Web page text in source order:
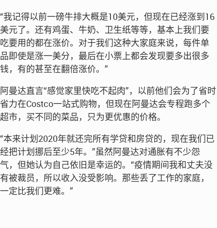
“我记得以前一磅牛排大概是10美元，但现在已经涨到16
美元了。还有鸡蛋、牛奶、卫生纸等等，基本上我们要
吃要用的都在涨价。对于我们这种大家庭来说，每件单
品即使是涨一美分，最后在小票上都会发现要多出很多
钱，有的甚至在翻倍涨价。”
阿曼达直言“感觉家里快吃不起肉”，以前他们会为了省时
省力在Costco一站式购物，但现在阿曼达会专程跑多个
超市，买不同的菜品，只为更优惠的价格。
“本来计划2020年就还完所有学贷和房贷的，现在我们已
经把计划挪后至少5年。”虽然阿曼达对通胀有不少怨
气，但她认为自己依旧是幸运的。“疫情期间我和丈夫没
有被裁员，所以收入没受影响。那些丢了工作的家庭，
一定比我们更难。”